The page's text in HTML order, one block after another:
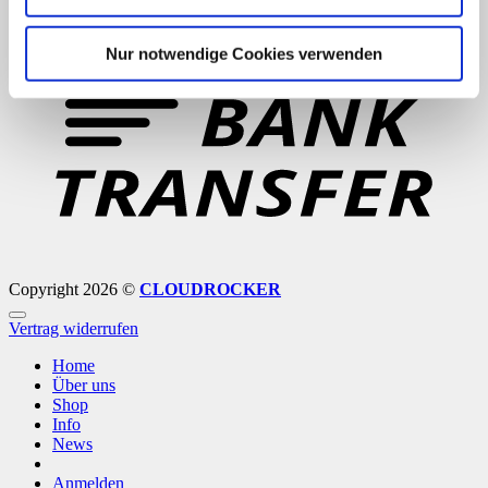
Nur notwendige Cookies verwenden
Copyright 2026 © CLOUDROCKER
Vertrag widerrufen
Home
Über uns
Shop
Info
News
Anmelden